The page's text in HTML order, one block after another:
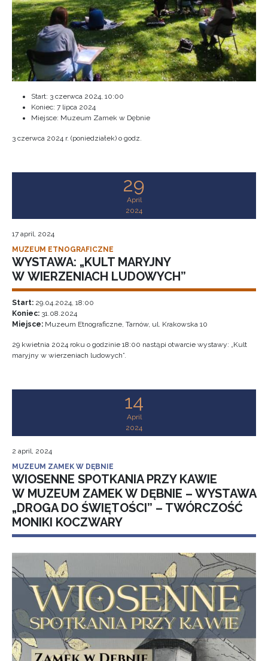
Start: 3 czerwca 2024, 10:00
Koniec: 7 lipca 2024
Miejsce: Muzeum Zamek w Dębnie
3 czerwca 2024 r. (poniedziałek) o godz.
29
April
2024
17 april, 2024
MUZEUM ETNOGRAFICZNE
WYSTAWA: „KULT MARYJNY
W WIERZENIACH LUDOWYCH”
Start: 29.04.2024, 18:00
Koniec: 31.08.2024
Miejsce: Muzeum Etnograficzne, Tarnów, ul. Krakowska 10
29 kwietnia 2024 roku o godzinie 18:00 nastąpi otwarcie wystawy: „Kult
maryjny w wierzeniach ludowych”.
14
April
2024
2 april, 2024
MUZEUM ZAMEK W DĘBNIE
WIOSENNE SPOTKANIA PRZY KAWIE
W MUZEUM ZAMEK W DĘBNIE – WYSTAWA
„DROGA DO ŚWIĘTOŚCI” – TWÓRCZOŚĆ
MONIKI KOCZWARY